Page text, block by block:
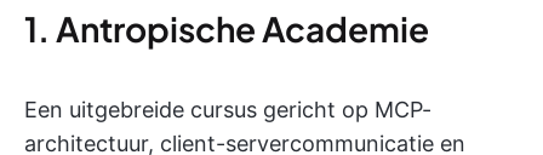
1. Antropische Academie
Een uitgebreide cursus gericht op MCP-
architectuur, client-servercommunicatie en